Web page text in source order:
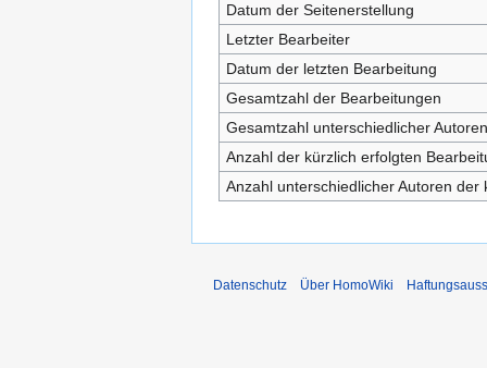
Datum der Seitenerstellung
Letzter Bearbeiter
Datum der letzten Bearbeitung
Gesamtzahl der Bearbeitungen
Gesamtzahl unterschiedlicher Autoren
Anzahl der kürzlich erfolgten
Anzahl unterschiedlicher Autoren
Datenschutz Über HomoWiki